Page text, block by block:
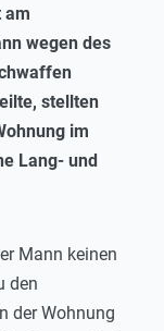
am
wegen des
stellten
im
Lang- und
Mann keinen
den
der Wohnung